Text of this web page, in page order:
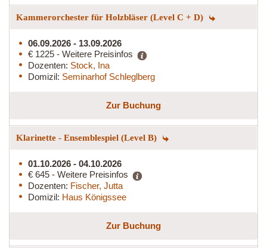
Kammerorchester für Holzbläser (Level C + D)
06.09.2026 - 13.09.2026
€ 1225 - Weitere Preisinfos
Dozenten: Stock, Ina
Domizil: Seminarhof Schleglberg
Zur Buchung
Klarinette - Ensemblespiel (Level B)
01.10.2026 - 04.10.2026
€ 645 - Weitere Preisinfos
Dozenten: Fischer, Jutta
Domizil: Haus Königssee
Zur Buchung